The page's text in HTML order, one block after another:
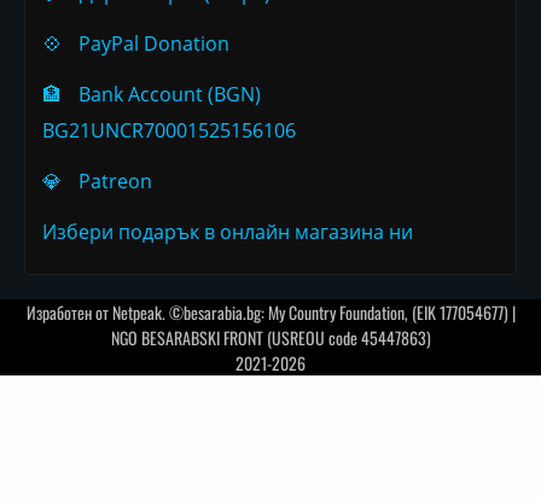
💠
PayPal Donation
🏦
Bank Account (BGN)
BG21UNCR70001525156106
💎
Patreon
Избери подарък в онлайн магазина ни
Изработен отNetpeak. ©besarabia.bg: My Country Foundation, (EIK 177054677) |
NGO BESARABSKI FRONT (USREOU code 45447863)
2021-2026